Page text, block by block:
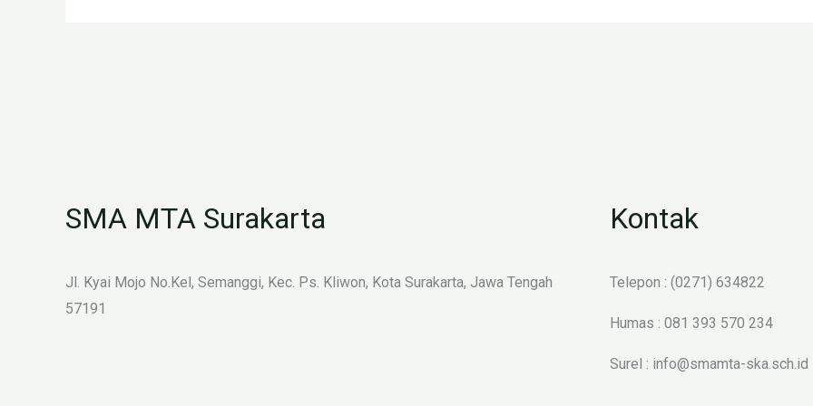
SMA MTA Surakarta
Jl. Kyai Mojo No.Kel, Semanggi, Kec. Ps. Kliwon, Kota Surakarta, Jawa Tengah
57191
Kontak
Telepon : (0271) 634822
Humas : 081 393 570 234
Surel : info@smamta-ska.sch.id